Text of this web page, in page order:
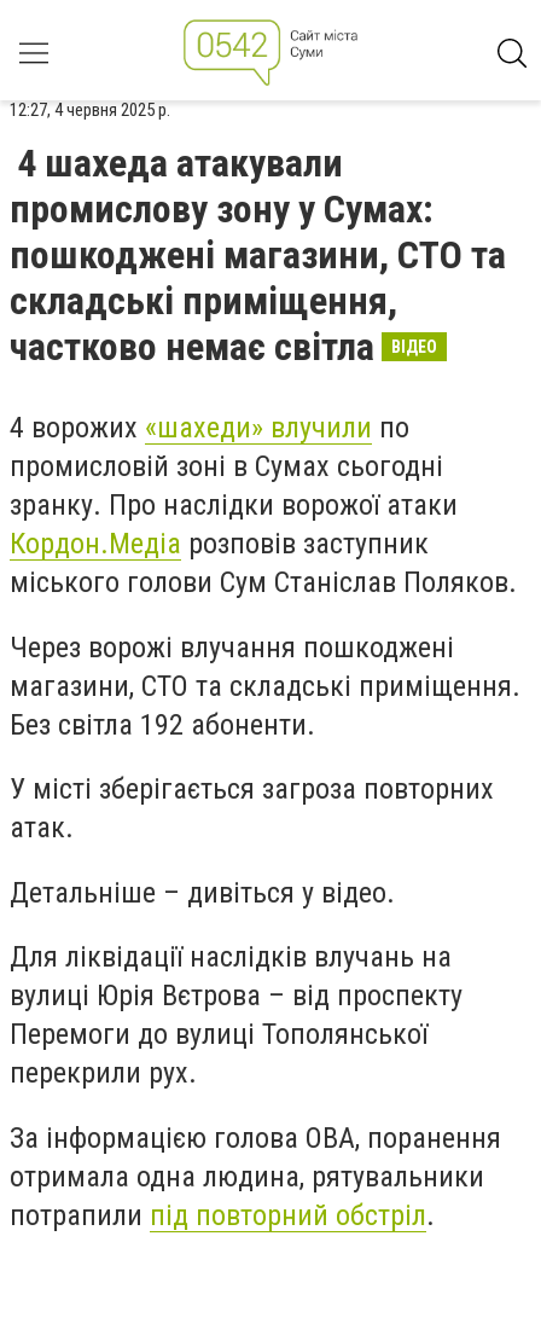
12:27, 4 червня 2025 р.
4 шахеда атакували
промислову зону у Сумах:
пошкоджені магазини, СТО та
складські приміщення,
частково немає світла
ВІДЕО
4 ворожих «шахеди» влучили по
промисловій зоні в Сумах сьогодні
зранку. Про наслідки ворожої атаки
Кордон.Медіа розповів заступник
міського голови Сум Станіслав Поляков.
Через ворожі влучання пошкоджені
магазини, СТО та складські приміщення.
Без світла 192 абоненти.
У місті зберігається загроза повторних
атак.
Детальніше – дивіться у відео.
Для ліквідації наслідків влучань на
вулиці Юрія Вєтрова – від проспекту
Перемоги до вулиці Тополянської
перекрили рух.
За інформацією голова ОВА, поранення
отримала одна людина, рятувальники
потрапили під повторний обстріл.